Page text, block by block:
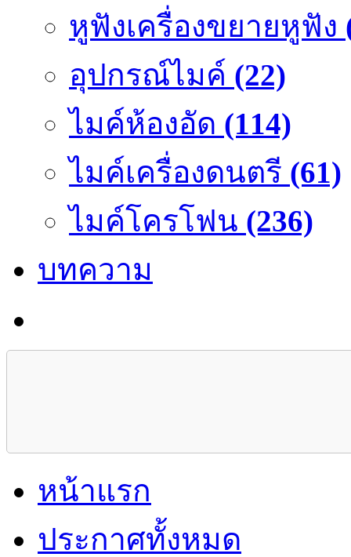
หูฟังเครื่องขยายหูฟัง
อุปกรณ์ไมค์ (22)
ไมค์ห้องอัด (114)
ไมค์เครื่องดนตรี (61)
ไมค์โครโฟน (236)
บทความ
หน้าแรก
ประกาศทั้งหมด